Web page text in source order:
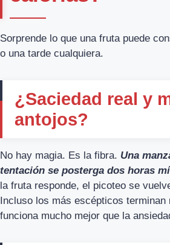
Sorprende lo que una fruta puede
o una tarde cualquiera.
¿Saciedad real y
antojos?
No hay magia. Es la fibra. Una
tentación se posterga dos horas
la fruta responde, el picoteo se
Incluso los más escépticos terminan
funciona mucho mejor que la